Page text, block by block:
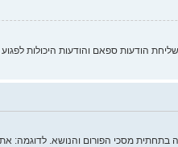
הודעות ספאם והודעות היכולות
מסכי הפורום והנושא. לדוגמה: